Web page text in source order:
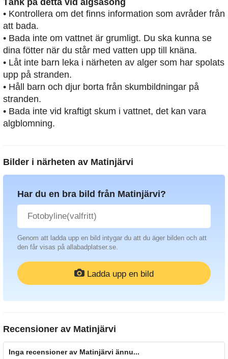
• Kontrollera om det finns information som avråder från
att bada.
• Bada inte om vattnet är grumligt. Du ska kunna se
dina fötter när du står med vatten upp till knäna.
• Låt inte barn leka i närheten av alger som har spolats
upp på stranden.
• Håll barn och djur borta från skumbildningar på
stranden.
• Bada inte vid kraftigt skum i vattnet, det kan vara
algblomning.
Bilder i närheten av Matinjärvi
Har du en bra bild från Matinjärvi?
Genom att ladda upp en bild intygar du att du äger bilden och att
den får visas på allabadplatser.se.
Ladda upp en bild
Recensioner av Matinjärvi
Inga recensioner av Matinjärvi ännu...